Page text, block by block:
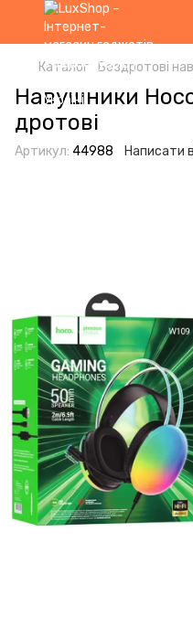
Каталог Бездротові
Навушники
дротові
Артикул: 44988 Написати